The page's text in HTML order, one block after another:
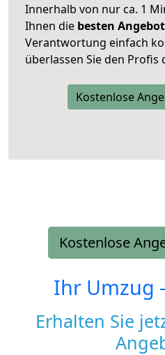
Innerhalb von nur ca. 1
Ihnen die besten
Verantwortung einfach
überlassen Sie den Profis
Kostenlose
Kostenlose
Ihr Umzug
Erhalten Sie